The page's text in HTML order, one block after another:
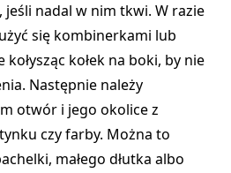
nadal w nim tkwi. W razie
się kombinerkami lub
kołek na boki, by nie
Następnie należy
otwór i jego okolice z
czy farby. Można to
małego dłutka albo